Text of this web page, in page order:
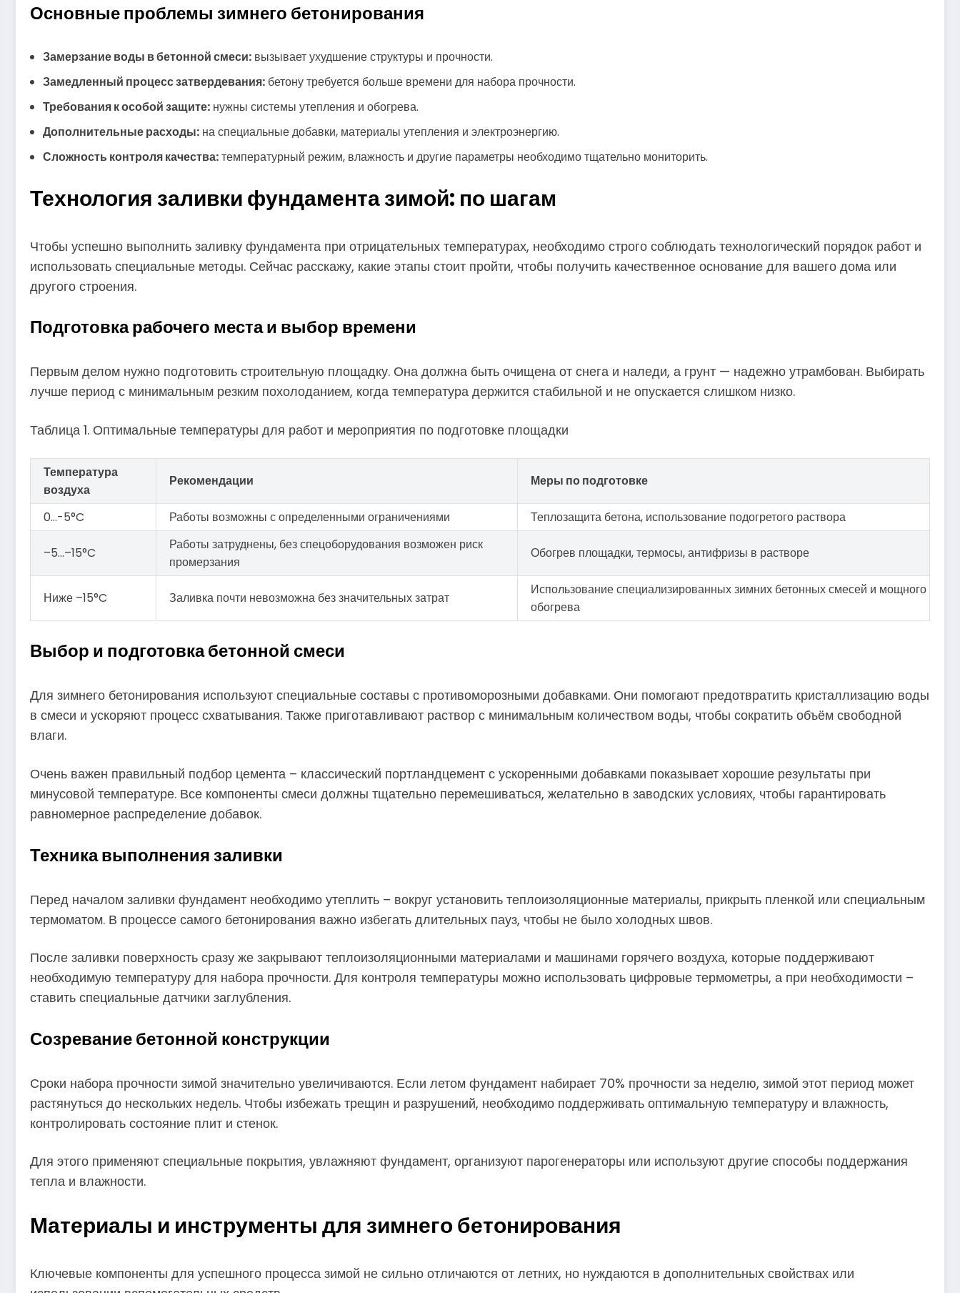
Основные проблемы зимнего бетонирования
Замерзание воды в бетонной смеси: вызывает ухудшение структуры и прочности.
Замедленный процесс затвердевания: бетону требуется больше времени для набора прочности.
Требования к особой защите: нужны системы утепления и обогрева.
Дополнительные расходы: на специальные добавки, материалы утепления и электроэнергию.
Сложность контроля качества:температурный режим, влажность и другие параметры необходимо тщательно мониторить.
Технология заливки фундамента зимой: по шагам
Чтобы успешно выполнить заливку фундамента при отрицательных температурах, необходимо строго соблюдать технологический порядок работ и
использовать специальные методы. Сейчас расскажу, какие этапы стоит пройти, чтобы получить качественное основание для вашего дома или
другого строения.
Подготовка рабочего места и выбор времени
Первым делом нужно подготовить строительную площадку. Она должна быть очищена от снега и наледи, а грунт — надежно утрамбован. Выбирать
лучше период с минимальным резким похолоданием, когда температура держится стабильной и не опускается слишком низко.
Таблица 1. Оптимальные температуры для работ и мероприятия по подготовке площадки
Температура
воздуха
Рекомендации Меры по подготовке
0…-5°C Работы возможны с определенными ограничениями Теплозащита бетона, использование подогретого раствора
–5…–15°C
Работы затруднены, без спецоборудования возможен риск
промерзания
Обогрев площадки, термосы, антифризы в растворе
Ниже –15°C Заливка почти невозможна без значительных затрат
Использование специализированных зимних бетонных смесей и мощного
обогрева
Выбор и подготовка бетонной смеси
Для зимнего бетонирования используют специальные составы с противоморозными добавками. Они помогают предотвратить кристаллизацию воды
в смеси и ускоряют процесс схватывания. Также приготавливают раствор с минимальным количеством воды, чтобы сократить объём свободной
влаги.
Очень важен правильный подбор цемента – классический портландцемент с ускоренными добавками показывает хорошие результаты при
минусовой температуре. Все компоненты смеси должны тщательно перемешиваться, желательно в заводских условиях, чтобы гарантировать
равномерное распределение добавок.
Техника выполнения заливки
Перед началом заливки фундамент необходимо утеплить – вокруг установить теплоизоляционные материалы, прикрыть пленкой или специальным
термоматом. В процессе самого бетонирования важно избегать длительных пауз, чтобы не было холодных швов.
После заливки поверхность сразу же закрывают теплоизоляционными материалами и машинами горячего воздуха, которые поддерживают
необходимую температуру для набора прочности. Для контроля температуры можно использовать цифровые термометры, а при необходимости –
ставить специальные датчики заглубления.
Созревание бетонной конструкции
Сроки набора прочности зимой значительно увеличиваются. Если летом фундамент набирает 70% прочности за неделю, зимой этот период может
растянуться до нескольких недель. Чтобы избежать трещин и разрушений, необходимо поддерживать оптимальную температуру и влажность,
контролировать состояние плит и стенок.
Для этого применяют специальные покрытия, увлажняют фундамент, организуют парогенераторы или используют другие способы поддержания
тепла и влажности.
Материалы и инструменты для зимнего бетонирования
Ключевые компоненты для успешного процесса зимой не сильно отличаются от летних, но нуждаются в дополнительных свойствах или